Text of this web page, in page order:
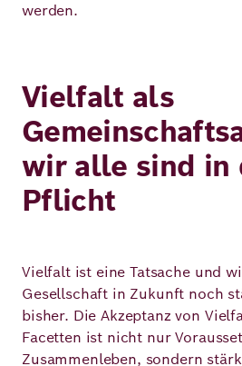
werden.
Vielfalt als
wir alle sind in
Pflicht
Vielfalt ist eine Tatsache und
Gesellschaft in Zukunft noch
bisher. Die Akzeptanz von
Facetten ist nicht nur
Zusammenleben, sondern